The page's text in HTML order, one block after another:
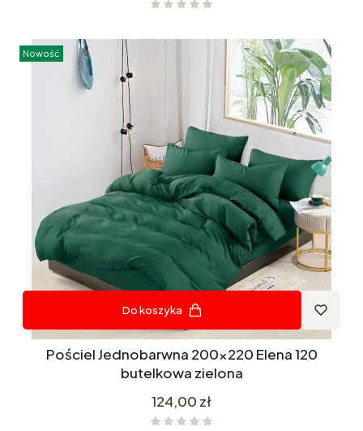
Nowość
Do koszyka
Pościel Jednobarwna 200x220 Elena 120
butelkowa zielona
Cena
124,00 zł